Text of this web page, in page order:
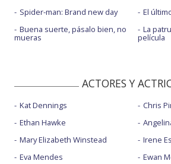
Spider-man: Brand new day
Buena suerte, pásalo bien, no
mueras
El
La
película
ACTORES Y
Kat Dennings
Ethan Hawke
Mary Elizabeth Winstead
Eva Mendes
Chris
Irene
Ewan